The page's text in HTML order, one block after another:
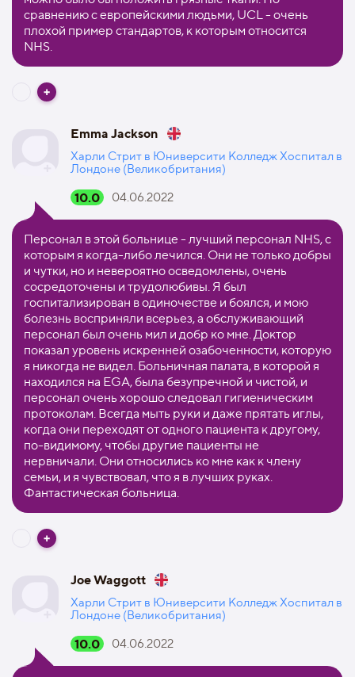
сравнению с европейскими людьми, UCL - очень
плохой пример стандартов, к которым относится
NHS.
Emma Jackson
Харли Стрит в Юниверсити Колледж Хоспитал в
Лондоне (Великобритания)
10.0 04.06.2022
Персонал в этой больнице - лучший персонал NHS, с
которым я когда-либо лечился. Они не только добры
и чутки, но и невероятно осведомлены, очень
сосредоточены и трудолюбивы. Я был
госпитализирован в одиночестве и боялся, и мою
болезнь восприняли всерьез, а обслуживающий
персонал был очень мил и добр ко мне. Доктор
показал уровень искренней озабоченности, которую
я никогда не видел. Больничная палата, в которой я
находился на EGA, была безупречной и чистой, и
персонал очень хорошо следовал гигиеническим
протоколам. Всегда мыть руки и даже прятать иглы,
когда они переходят от одного пациента к другому,
по-видимому, чтобы другие пациенты не
нервничали. Они относились ко мне как к члену
семьи, и я чувствовал, что я в лучших руках.
Фантастическая больница.
Joe Waggott
Харли Стрит в Юниверсити Колледж Хоспитал в
Лондоне (Великобритания)
10.0 04.06.2022